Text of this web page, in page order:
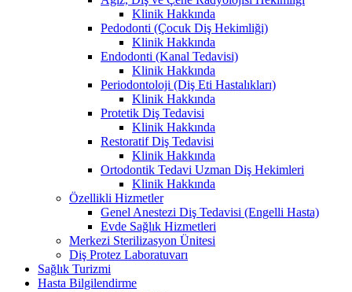
Klinik Hakkında
Pedodonti (Çocuk Diş Hekimliği)
Klinik Hakkında
Endodonti (Kanal Tedavisi)
Klinik Hakkında
Periodontoloji (Diş Eti Hastalıkları)
Klinik Hakkında
Protetik Diş Tedavisi
Klinik Hakkında
Restoratif Diş Tedavisi
Klinik Hakkında
Ortodontik Tedavi Uzman Diş Hekimleri
Klinik Hakkında
Özellikli Hizmetler
Genel Anestezi Diş Tedavisi (Engelli Hasta)
Evde Sağlık Hizmetleri
Merkezi Sterilizasyon Ünitesi
Diş Protez Laboratuvarı
Sağlık Turizmi
Hasta Bilgilendirme